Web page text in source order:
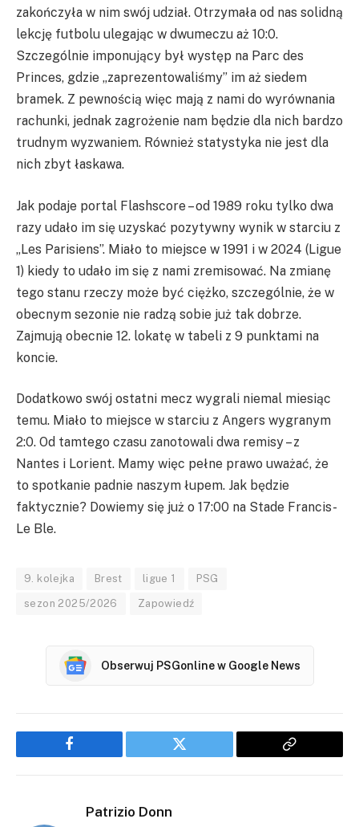
zakończyła w nim swój udział. Otrzymała od nas solidną
lekcję futbolu ulegając w dwumeczu aż 10:0.
Szczególnie imponujący był występ na Parc des
Princes, gdzie „zaprezentowaliśmy” im aż siedem
bramek. Z pewnością więc mają z nami do wyrównania
rachunki, jednak zagrożenie nam będzie dla nich bardzo
trudnym wyzwaniem. Również statystyka nie jest dla
nich zbyt łaskawa.
Jak podaje portal Flashscore – od 1989 roku tylko dwa
razy udało im się uzyskać pozytywny wynik w starciu z
„Les Parisiens”. Miało to miejsce w 1991 i w 2024 (Ligue
1) kiedy to udało im się z nami zremisować. Na zmianę
tego stanu rzeczy może być ciężko, szczególnie, że w
obecnym sezonie nie radzą sobie już tak dobrze.
Zajmują obecnie 12. lokatę w tabeli z 9 punktami na
koncie.
Dodatkowo swój ostatni mecz wygrali niemal miesiąc
temu. Miało to miejsce w starciu z Angers wygranym
2:0. Od tamtego czasu zanotowali dwa remisy – z
Nantes i Lorient. Mamy więc pełne prawo uważać, że
to spotkanie padnie naszym łupem. Jak będzie
faktycznie? Dowiemy się już o 17:00 na Stade Francis-
Le Ble.
9. kolejka Brest ligue 1 PSG
sezon 2025/2026 Zapowiedź
Obserwuj PSGonline w Google News
Facebook Twitter
Copy
Patrizio Donn